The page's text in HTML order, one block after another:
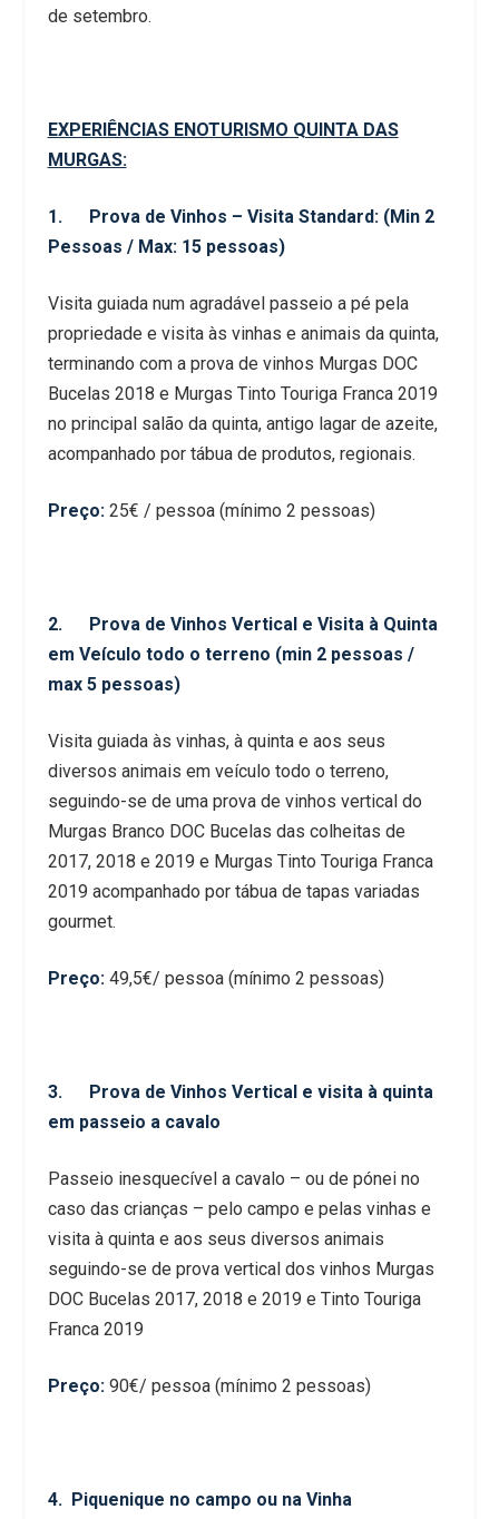
de setembro.
EXPERIÊNCIAS ENOTURISMO QUINTA DAS
MURGAS:
1. Prova de Vinhos – Visita Standard: (Min 2
Pessoas / Max: 15 pessoas)
Visita guiada num agradável passeio a pé pela
propriedade e visita às vinhas e animais da quinta,
terminando com a prova de vinhos Murgas DOC
Bucelas 2018 e Murgas Tinto Touriga Franca 2019
no principal salão da quinta, antigo lagar de azeite,
acompanhado por tábua de produtos, regionais.
Preço:25€ / pessoa (mínimo 2 pessoas)
2. Prova de Vinhos Vertical e Visita à Quinta
em Veículo todo o terreno (min 2 pessoas /
max 5 pessoas)
Visita guiada às vinhas, à quinta e aos seus
diversos animais em veículo todo o terreno,
seguindo-se de uma prova de vinhos vertical do
Murgas Branco DOC Bucelas das colheitas de
2017, 2018 e 2019 e Murgas Tinto Touriga Franca
2019 acompanhado por tábua de tapas variadas
gourmet.
Preço:49,5€/ pessoa (mínimo 2 pessoas)
3. Prova de Vinhos Vertical e visita à quinta
em passeio a cavalo
Passeio inesquecível a cavalo – ou de pónei no
caso das crianças – pelo campo e pelas vinhas e
visita à quinta e aos seus diversos animais
seguindo-se de prova vertical dos vinhos Murgas
DOC Bucelas 2017, 2018 e 2019 e Tinto Touriga
Franca 2019
Preço:90€/ pessoa (mínimo 2 pessoas)
4. Piquenique no campo ou na Vinha